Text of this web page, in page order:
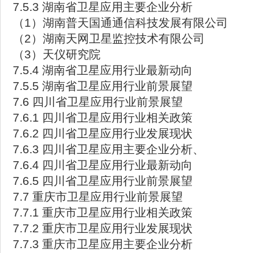
7.5.3 湖南省卫星应用主要企业分析
（1）湖南普天国通通信科技发展有限公司
（2）湖南天网卫星监控技术有限公司
（3）天仪研究院
7.5.4 湖南省卫星应用行业最新动向
7.5.5 湖南省卫星应用行业前景展望
7.6 四川省卫星应用行业前景展望
7.6.1 四川省卫星应用行业相关政策
7.6.2 四川省卫星应用行业发展现状
7.6.3 四川省卫星应用主要企业分析、
7.6.4 四川省卫星应用行业最新动向
7.6.5 四川省卫星应用行业前景展望
7.7 重庆市卫星应用行业前景展望
7.7.1 重庆市卫星应用行业相关政策
7.7.2 重庆市卫星应用行业发展现状
7.7.3 重庆市卫星应用主要企业分析